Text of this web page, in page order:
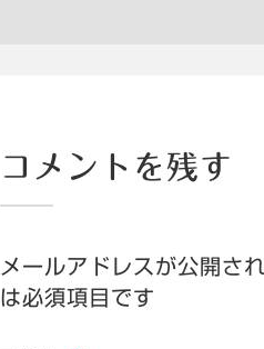
コメントを残す
メールアドレスが公開さ
は必須項目です